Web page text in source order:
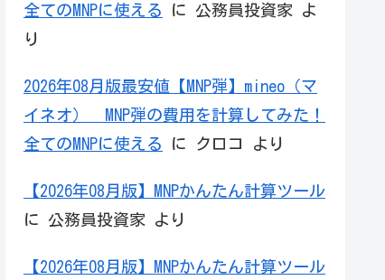
全てのMNPに使える
に 公務員投資家 よ
り
2026年08月版最安値【MNP弾】mineo（マ
イネオ） MNP弾の費用を計算してみた！
全てのMNPに使える
に クロコ より
【2026年08月版】MNPかんたん計算ツール
に 公務員投資家 より
【2026年08月版】MNPかんたん計算ツール